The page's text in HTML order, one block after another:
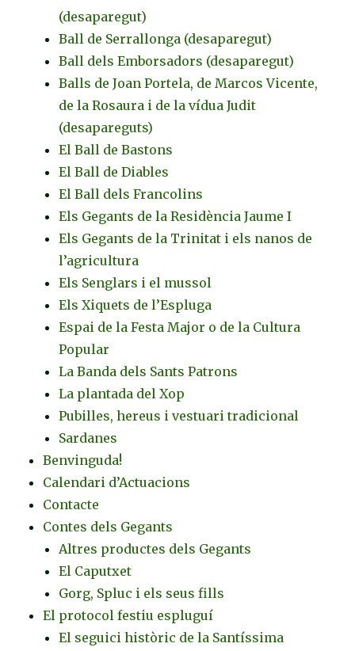
(desaparegut)
Ball de Serrallonga (desaparegut)
Ball dels Emborsadors (desaparegut)
Balls de Joan Portela, de Marcos Vicente,
de la Rosaura i de la vídua Judit
(desapareguts)
El Ball de Bastons
El Ball de Diables
El Ball dels Francolins
Els Gegants de la Residència Jaume I
Els Gegants de la Trinitat i els nanos de
l’agricultura
Els Senglars i el mussol
Els Xiquets de l’Espluga
Espai de la Festa Major o de la Cultura
Popular
La Banda dels Sants Patrons
La plantada del Xop
Pubilles, hereus i vestuari tradicional
Sardanes
Benvinguda!
Calendari d’Actuacions
Contacte
Contes dels Gegants
Altres productes dels Gegants
El Caputxet
Gorg, Spluc i els seus fills
El protocol festiu espluguí
El seguici històric de la Santíssima